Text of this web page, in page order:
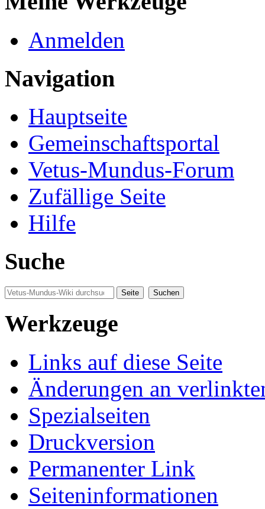
Anmelden
Navigation
Hauptseite
Gemeinschaftsportal
Vetus-Mundus-Forum
Zufällige Seite
Hilfe
Suche
Werkzeuge
Links auf diese Seite
Änderungen an
Spezialseiten
Druckversion
Permanenter Link
Seiten­informationen